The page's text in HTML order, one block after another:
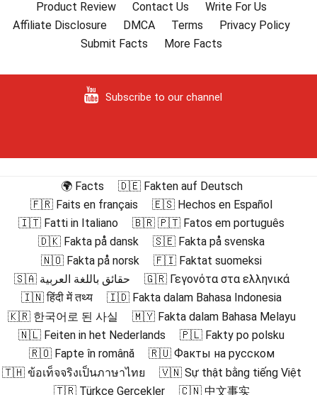
Product Review
Contact Us
Write For Us
Affiliate Disclosure
DMCA Terms
Privacy Policy
Submit Facts
More Facts
Subscribe to our channel
🌍 Facts
🇩🇪 Fakten auf Deutsch
🇫🇷 Faits en français
🇪🇸 Hechos en Español
🇮🇹 Fatti in Italiano
🇧🇷 🇵🇹 Fatos em português
🇩🇰 Fakta på dansk
🇸🇪 Fakta på svenska
🇳🇴 Fakta på norsk
🇫🇮 Faktat suomeksi
🇸🇦 حقائق باللغة العربية
🇬🇷 Γεγονότα στα ελληνικά
🇮🇳 हिंदी में तथ्य
🇮🇩 Fakta dalam Bahasa Indonesia
🇰🇷 한국어로 된 사실
🇲🇾 Fakta dalam Bahasa Melayu
🇳🇱 Feiten in het Nederlands
🇵🇱 Fakty po polsku
🇷🇴 Fapte în română
🇷🇺 Факты на русском
🇹🇭 ข้อเท็จจริงเป็นภาษาไทย
🇻🇳 Sự thật bằng tiếng Việt
🇹🇷 Türkçe Gerçekler
🇨🇳 中文事实